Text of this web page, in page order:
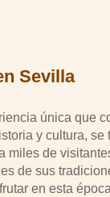
Sevilla
única que
y cultura,
miles de
de sus
en esta